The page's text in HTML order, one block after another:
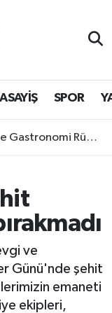
ASAYİŞ SPOR
Yıldızı "Manisa Kebabı" Oldu!
ve
Günü'nde şehit
emaneti
ekipleri,